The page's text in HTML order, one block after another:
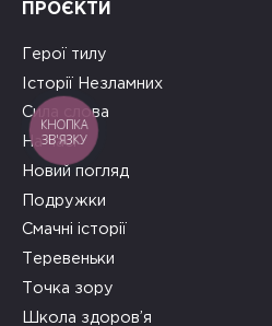
ПРОЄКТИ
Герої тилу
Історії Незламних
Сила слова
На часі
Новий погляд
Подружки
Смачні історії
Теревеньки
Точка зору
Школа здоров’я
КНОПКА
ЗВ'ЯЗКУ